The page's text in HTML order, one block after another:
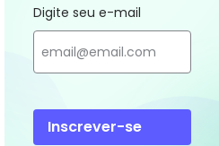
Digite seu e-mail
Inscrever-se